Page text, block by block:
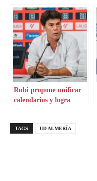
Rubi propone unificar
calendarios y logra
TAGS UD ALMERÍA